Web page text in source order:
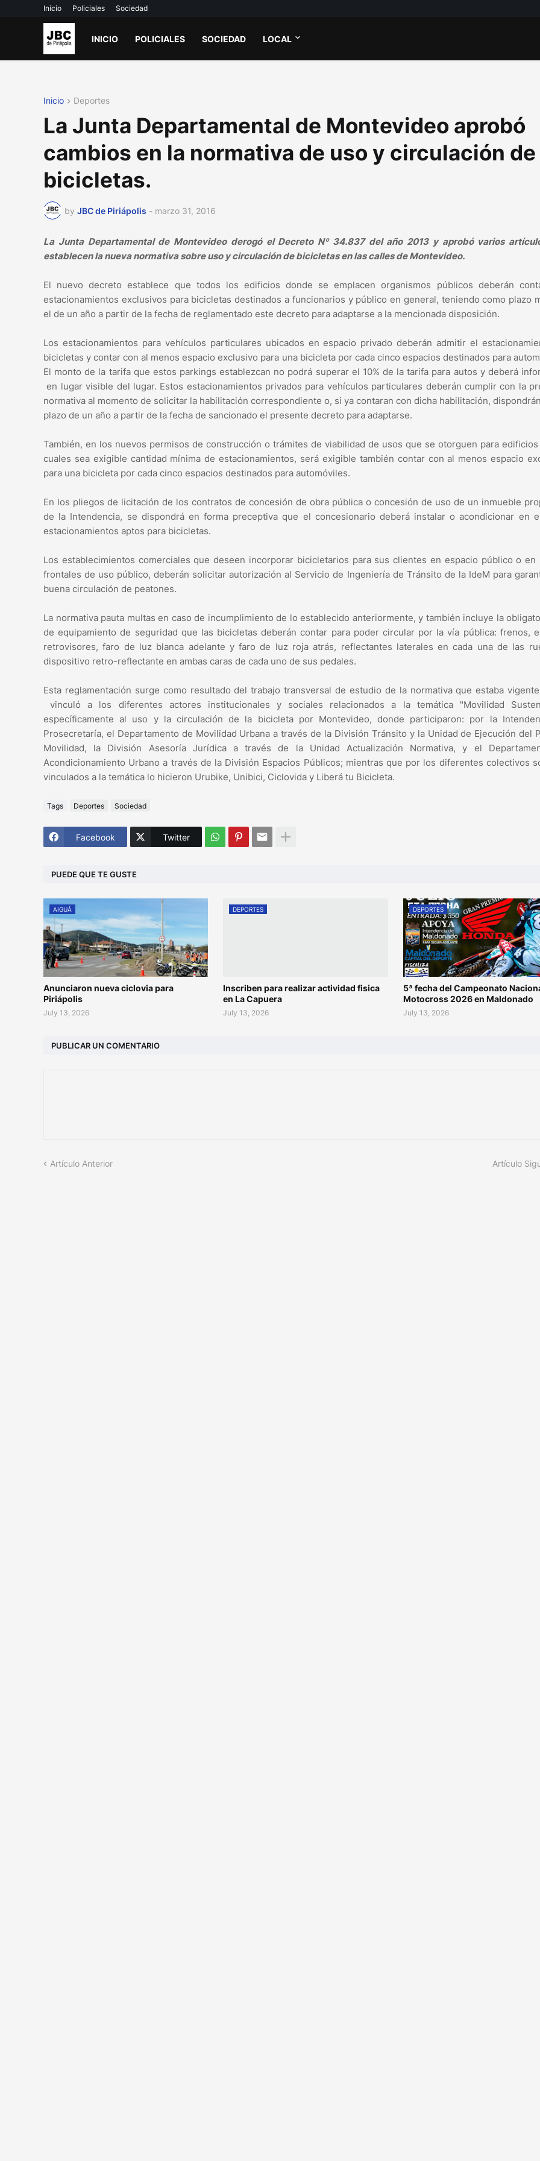
Inicio Policiales Sociedad
INICIO POLICIALES SOCIEDAD LOCAL
Inicio Deportes
La Junta Departamental de Montevideo aprobó
cambios en la normativa de uso y circulación de
bicicletas.
by JBC de Piriápolis - marzo 31, 2016
La Junta Departamental de Montevideo derogó el Decreto Nº 34.837 del año 2013 y aprobó varios
establecen la nueva normativa sobre uso y circulación de bicicletas en las calles de Montevideo.
El nuevo decreto establece que todos los edificios donde se emplacen organismos públicos deberán
estacionamientos exclusivos para bicicletas destinados a funcionarios y público en general, teniendo como plazo
el de un año a partir de la fecha de reglamentado este decreto para adaptarse a la mencionada disposición.
Los estacionamientos para vehículos particulares ubicados en espacio privado deberán admitir el
bicicletas y contar con al menos espacio exclusivo para una bicicleta por cada cinco espacios destinados para
El monto de la tarifa que estos parkings establezcan no podrá superar el 10% de la tarifa para autos y deberá
en lugar visible del lugar. Estos estacionamientos privados para vehículos particulares deberán cumplir con la
normativa al momento de solicitar la habilitación correspondiente o, si ya contaran con dicha habilitación,
plazo de un año a partir de la fecha de sancionado el presente decreto para adaptarse.
También, en los nuevos permisos de construcción o trámites de viabilidad de usos que se otorguen para
cuales sea exigible cantidad mínima de estacionamientos, será exigible también contar con al menos espacio
para una bicicleta por cada cinco espacios destinados para automóviles.
En los pliegos de licitación de los contratos de concesión de obra pública o concesión de uso de un inmueble
de la Intendencia, se dispondrá en forma preceptiva que el concesionario deberá instalar o acondicionar en
estacionamientos aptos para bicicletas.
Los establecimientos comerciales que deseen incorporar bicicletarios para sus clientes en espacio público o en
frontales de uso público, deberán solicitar autorización al Servicio de Ingeniería de Tránsito de la IdeM para
buena circulación de peatones.
La normativa pauta multas en caso de incumplimiento de lo establecido anteriormente, y también incluye la
de equipamiento de seguridad que las bicicletas deberán contar para poder circular por la vía pública: frenos,
retrovisores, faro de luz blanca adelante y faro de luz roja atrás, reflectantes laterales en cada una de las
dispositivo retro-reflectante en ambas caras de cada uno de sus pedales.
Esta reglamentación surge como resultado del trabajo transversal de estudio de la normativa que estaba
vinculó a los diferentes actores institucionales y sociales relacionados a la temática "Movilidad
específicamente al uso y la circulación de la bicicleta por Montevideo, donde participaron: por la
Prosecretaría, el Departamento de Movilidad Urbana a través de la División Tránsito y la Unidad de Ejecución del
Movilidad, la División Asesoría Jurídica a través de la Unidad Actualización Normativa, y el
Acondicionamiento Urbano a través de la División Espacios Públicos; mientras que por los diferentes colectivos
vinculados a la temática lo hicieron Urubike, Unibici, Ciclovida y Liberá tu Bicicleta.
Tags Deportes Sociedad
Facebook Twitter
PUEDE QUE TE GUSTE
AIGUÁ
Anunciaron nueva ciclovia para
Piriápolis
July 13, 2026
DEPORTES
Inscriben para realizar actividad fisica
en La Capuera
July 13, 2026
DEPORTES
5ª fecha del Campeonato
Motocross 2026 en Maldonado
July 13, 2026
PUBLICAR UN COMENTARIO
Artículo Anterior Artículo